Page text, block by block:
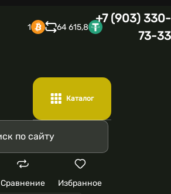
1 64 615,8
+7 (903) 330-
73-33
Каталог
Сравнение Избранное